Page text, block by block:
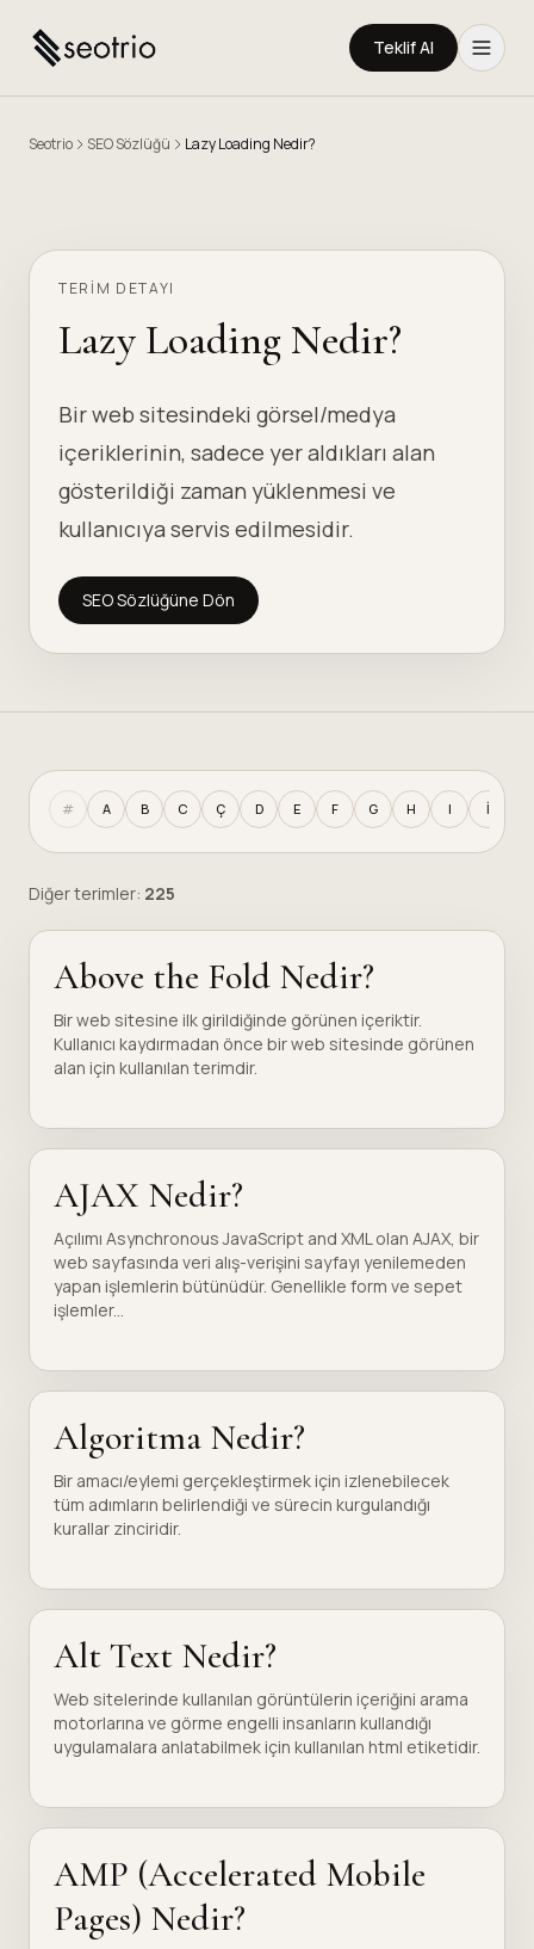
Teklif Al
Seotrio SEO Sözlüğü Lazy Loading Nedir?
TERIM DETAYI
Lazy Loading Nedir?
Bir web sitesindeki görsel/medya
içeriklerinin, sadece yer aldıkları alan
gösterildiği zaman yüklenmesi ve
kullanıcıya servis edilmesidir.
SEO Sözlüğüne Dön
# A B C Ç D E F G H I İ
Diğer terimler: 225
Above the Fold Nedir?
Bir web sitesine ilk girildiğinde görünen içeriktir.
Kullanıcı kaydırmadan önce bir web sitesinde görünen
alan için kullanılan terimdir.
AJAX Nedir?
Açılımı Asynchronous JavaScript and XML olan AJAX, bir
web sayfasında veri alış-verişini sayfayı yenilemeden
yapan işlemlerin bütünüdür. Genellikle form ve sepet
işlemler...
Algoritma Nedir?
Bir amacı/eylemi gerçekleştirmek için izlenebilecek
tüm adımların belirlendiği ve sürecin kurgulandığı
kurallar zinciridir.
Alt Text Nedir?
Web sitelerinde kullanılan görüntülerin içeriğini arama
motorlarına ve görme engelli insanların kullandığı
uygulamalara anlatabilmek için kullanılan html etiketidir.
AMP (Accelerated Mobile
Pages) Nedir?